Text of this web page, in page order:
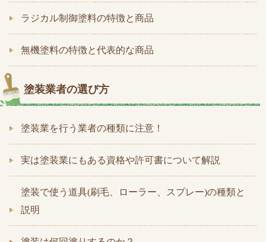
ラジカル制御塗料の特徴と商品
無機塗料の特徴と代表的な商品
塗装業者の選び方
塗装業を行う業者の種類に注意！
実は塗装業にもある資格や許可書について解説
塗装で使う道具(刷毛、ローラー、スプレー)の種類と
説明